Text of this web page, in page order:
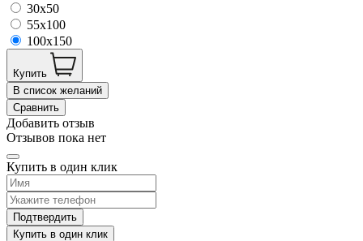
30x50
55x100
100x150
Купить
В список желаний
Сравнить
Добавить отзыв
Отзывов пока нет
Купить в один клик
Подтвердить
Купить в один клик